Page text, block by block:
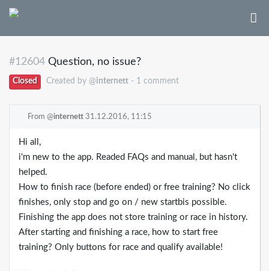
#12604 Question, no issue?
Closed Created by @internett- 1 comment
From @internett 31.12.2016, 11:15
Hi all,
i'm new to the app. Readed FAQs and manual, but hasn't
helped.
How to finish race (before ended) or free training? No click
finishes, only stop and go on / new startbis possible.
Finishing the app does not store training or race in history.
After starting and finishing a race, how to start free
training? Only buttons for race and qualify available!